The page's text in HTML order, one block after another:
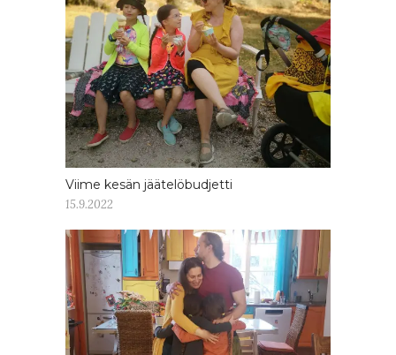
Viime kesän jäätelöbudjetti
15.9.2022